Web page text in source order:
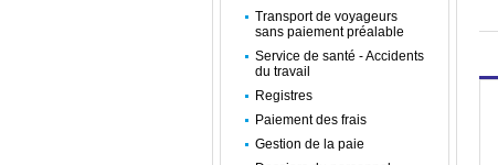
Transport de voyageurs
sans paiement préalable
Service de santé - Accidents
du travail
Registres
Paiement des frais
Gestion de la paie